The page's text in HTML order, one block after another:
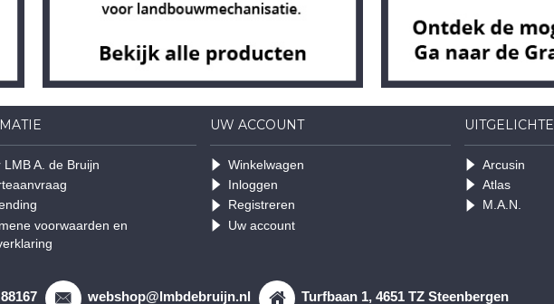
LMB A. de Bruijn
voorwaarden en
UW ACCOUNT
Winkelwagen
Inloggen
Registreren
Uw account
Arcusin
Atlas
M.A.N.
webshop@lmbdebruijn.nl Turfbaan 1, 4651 TZ Steenbergen